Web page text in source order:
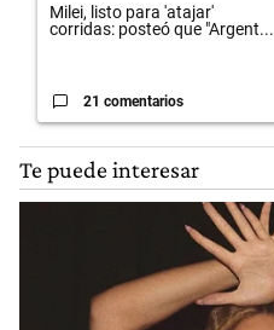
Milei, listo para 'atajar'
corridas: posteó que "Argent...
21 comentarios